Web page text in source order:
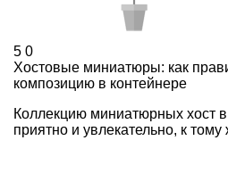
5 0
Хостовые миниатюры: как
композицию в контейнере
Коллекцию миниатюрных хост
приятно и увлекательно, к